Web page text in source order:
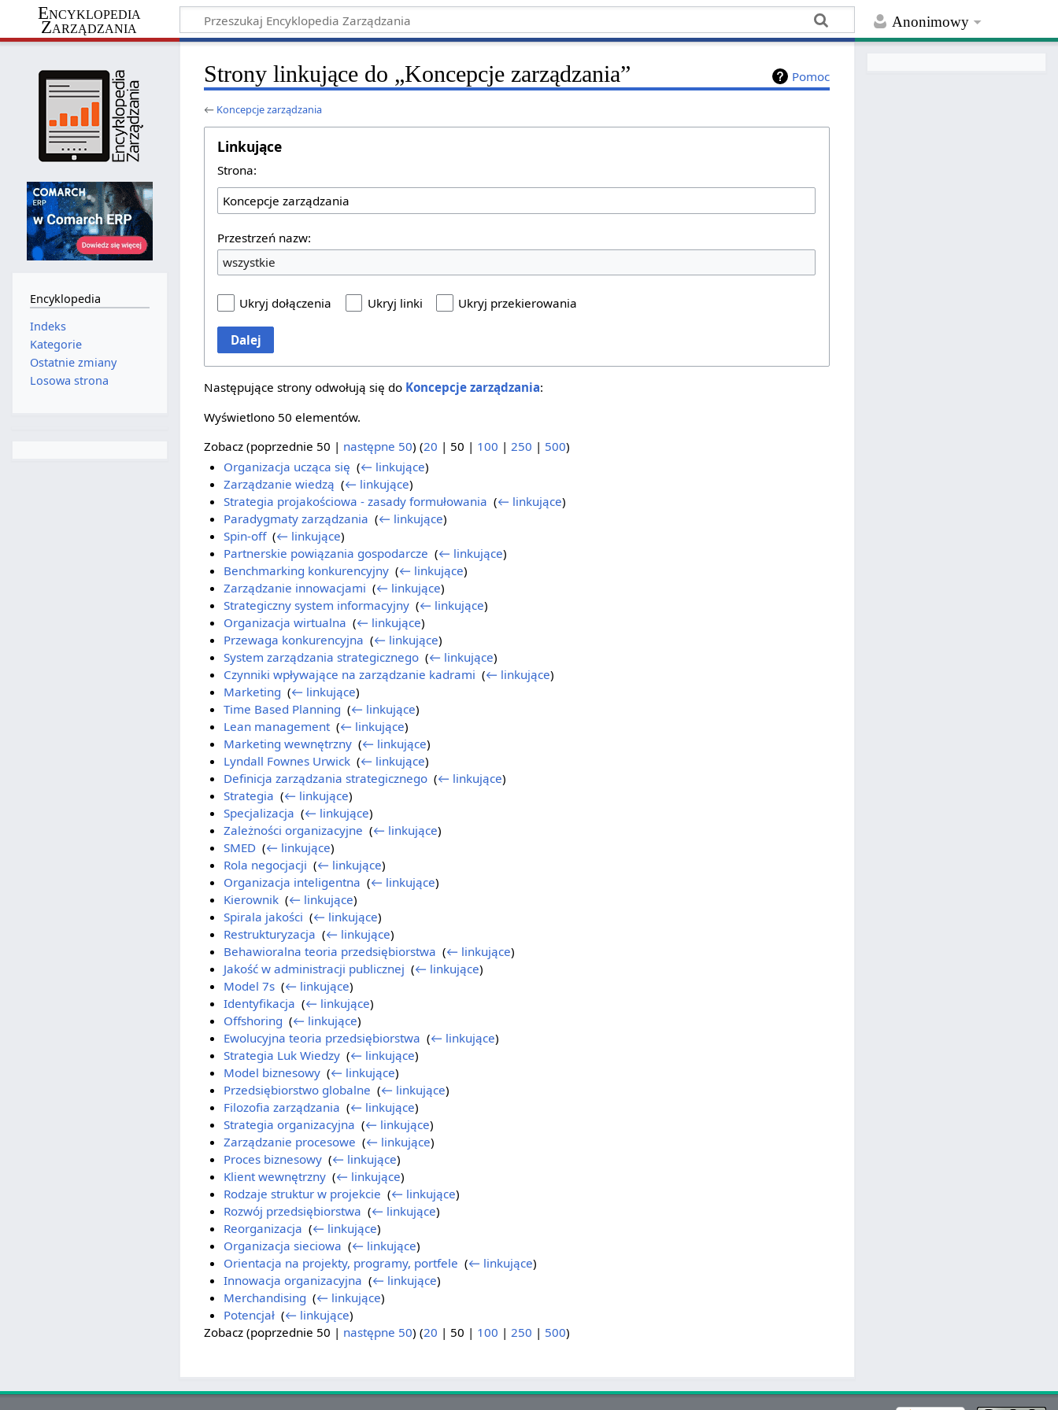
Anonimowy
Encyklopedia
Zarządzania
Pomoc
Strony linkujące do „Koncepcje zarządzania”
← Koncepcje zarządzania
Linkujące
Strona:
Przestrzeń nazw:
wszystkie
Ukryj dołączenia Ukryj linki Ukryj przekierowania
Dalej
Następujące strony odwołują się do Koncepcje zarządzania:
Wyświetlono 50 elementów.
Zobacz (poprzednie 50 | następne 50) (20 | 50 | 100 | 250 | 500)
Organizacja ucząca się (← linkujące)
Zarządzanie wiedzą (← linkujące)
Strategia projakościowa - zasady formułowania (← linkujące)
Paradygmaty zarządzania (← linkujące)
Spin-off‎ (← linkujące)
Partnerskie powiązania gospodarcze (← linkujące)
Benchmarking konkurencyjny‎ (← linkujące)
Zarządzanie innowacjami (← linkujące)
Strategiczny system informacyjny‎ (← linkujące)
Organizacja wirtualna (← linkujące)
Przewaga konkurencyjna (← linkujące)
System zarządzania strategicznego‎ (← linkujące)
Czynniki wpływające na zarządzanie kadrami (← linkujące)
Marketing (← linkujące)
Time Based Planning (← linkujące)
Lean management‎ (← linkujące)
Marketing wewnętrzny‎ (← linkujące)
Lyndall Fownes Urwick‎ (← linkujące)
Definicja zarządzania strategicznego‎ (← linkujące)
Strategia (← linkujące)
Specjalizacja (← linkujące)
Zależności organizacyjne (← linkujące)
SMED (← linkujące)
Rola negocjacji (← linkujące)
Organizacja inteligentna (← linkujące)
Kierownik‎ (← linkujące)
Spirala jakości (← linkujące)
Restrukturyzacja (← linkujące)
Behawioralna teoria przedsiębiorstwa (← linkujące)
Jakość w administracji publicznej (← linkujące)
Model 7s‎ (← linkujące)
Identyfikacja (← linkujące)
Offshoring (← linkujące)
Ewolucyjna teoria przedsiębiorstwa (← linkujące)
Strategia Luk Wiedzy‎ (← linkujące)
Model biznesowy‎ (← linkujące)
Przedsiębiorstwo globalne (← linkujące)
Filozofia zarządzania (← linkujące)
Strategia organizacyjna (← linkujące)
Zarządzanie procesowe (← linkujące)
Proces biznesowy‎ (← linkujące)
Klient wewnętrzny‎ (← linkujące)
Rodzaje struktur w projekcie (← linkujące)
Rozwój przedsiębiorstwa (← linkujące)
Reorganizacja (← linkujące)
Organizacja sieciowa (← linkujące)
Orientacja na projekty, programy, portfele (← linkujące)
Innowacja organizacyjna (← linkujące)
Merchandising (← linkujące)
Potencjał‎ (← linkujące)
Zobacz (poprzednie 50 | następne 50) (20 | 50 | 100 |250 | 500)
Encyklopedia
Indeks
Kategorie
Ostatnie zmiany
Losowa strona